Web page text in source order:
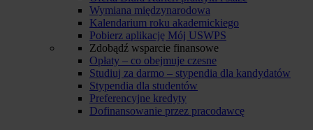
Wymiana międzynarodowa
Kalendarium roku akademickiego
Pobierz aplikację Mój USWPS
Zdobądź wsparcie finansowe
Opłaty – co obejmuje czesne
Studiuj za darmo – stypendia dla kandydatów
Stypendia dla studentów
Preferencyjne kredyty
Dofinansowanie przez pracodawcę